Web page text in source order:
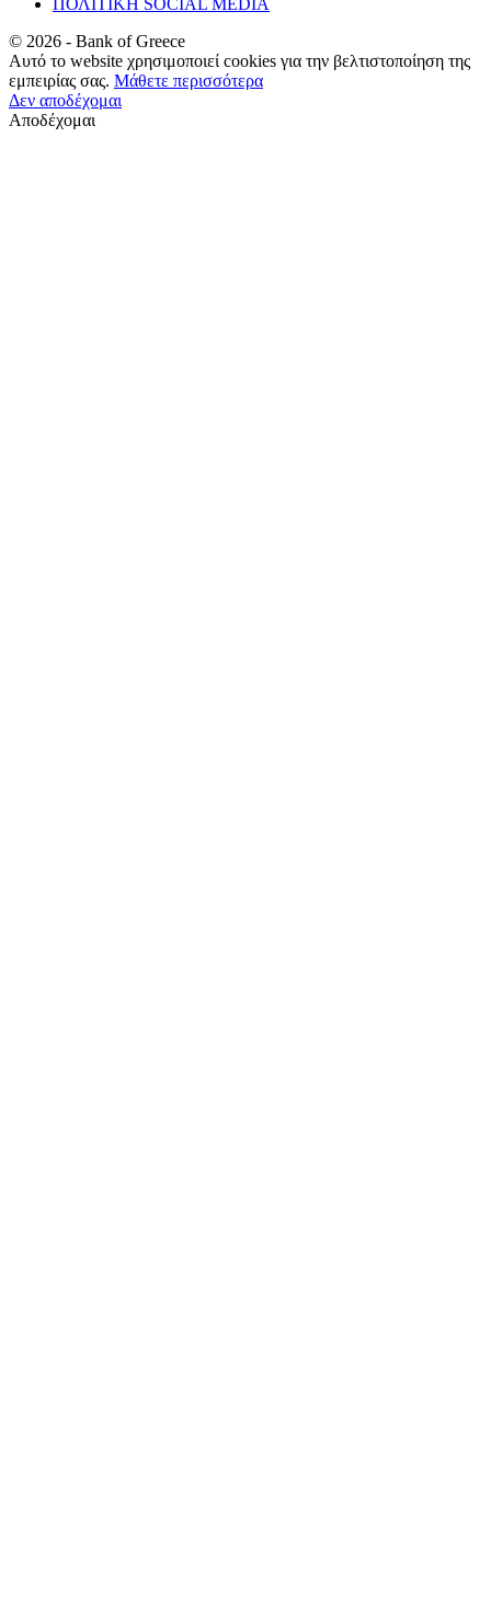
© 2026 - Bank of Greece
Αυτό το website χρησιμοποιεί cookies για την βελτιστοποίηση της
εμπειρίας σας. Μάθετε περισσότερα
Δεν αποδέχομαι
Αποδέχομαι